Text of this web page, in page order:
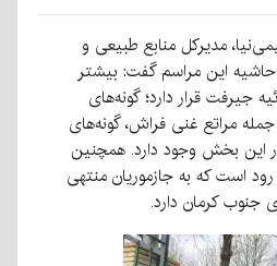
مدیرکل منابع طبیعی و
حاشیه این مراسم گفت: بیشتر
جیرفت قرار دارد؛ گونه‌های
مراتع غنی فراش، گونه‌های
این بخش وجود دارد. همچنین
است که به جازموریان منتهی
جنوب کرمان دارد.